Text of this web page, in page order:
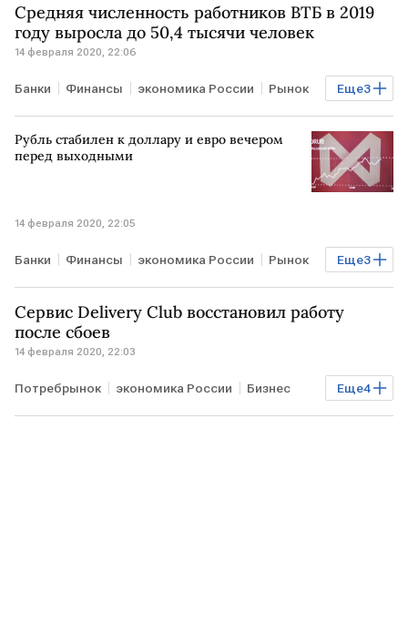
Средняя численность работников ВТБ в 2019
году выросла до 50,4 тысячи человек
14 февраля 2020, 22:06
Еще3
Банки Финансы экономика России Рынок
РОССИЯ ВТБ работники
Рубль стабилен к доллару и евро вечером
перед выходными
14 февраля 2020, 22:05
Еще3
Банки Финансы экономика России Рынок
РОССИЯ рубль Торги
Сервис Delivery Club восстановил работу
после сбоев
14 февраля 2020, 22:03
Еще4
Потребрынок экономика России Бизнес
РОССИЯ Delivery Club сбой работа